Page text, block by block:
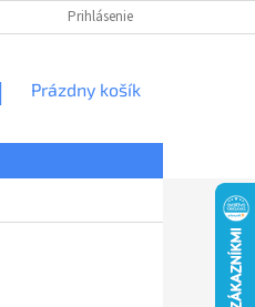
ÚDAJOV REKLAMÁCIE
Prihlásenie
NÁKUPNÝ
Prázdny košík